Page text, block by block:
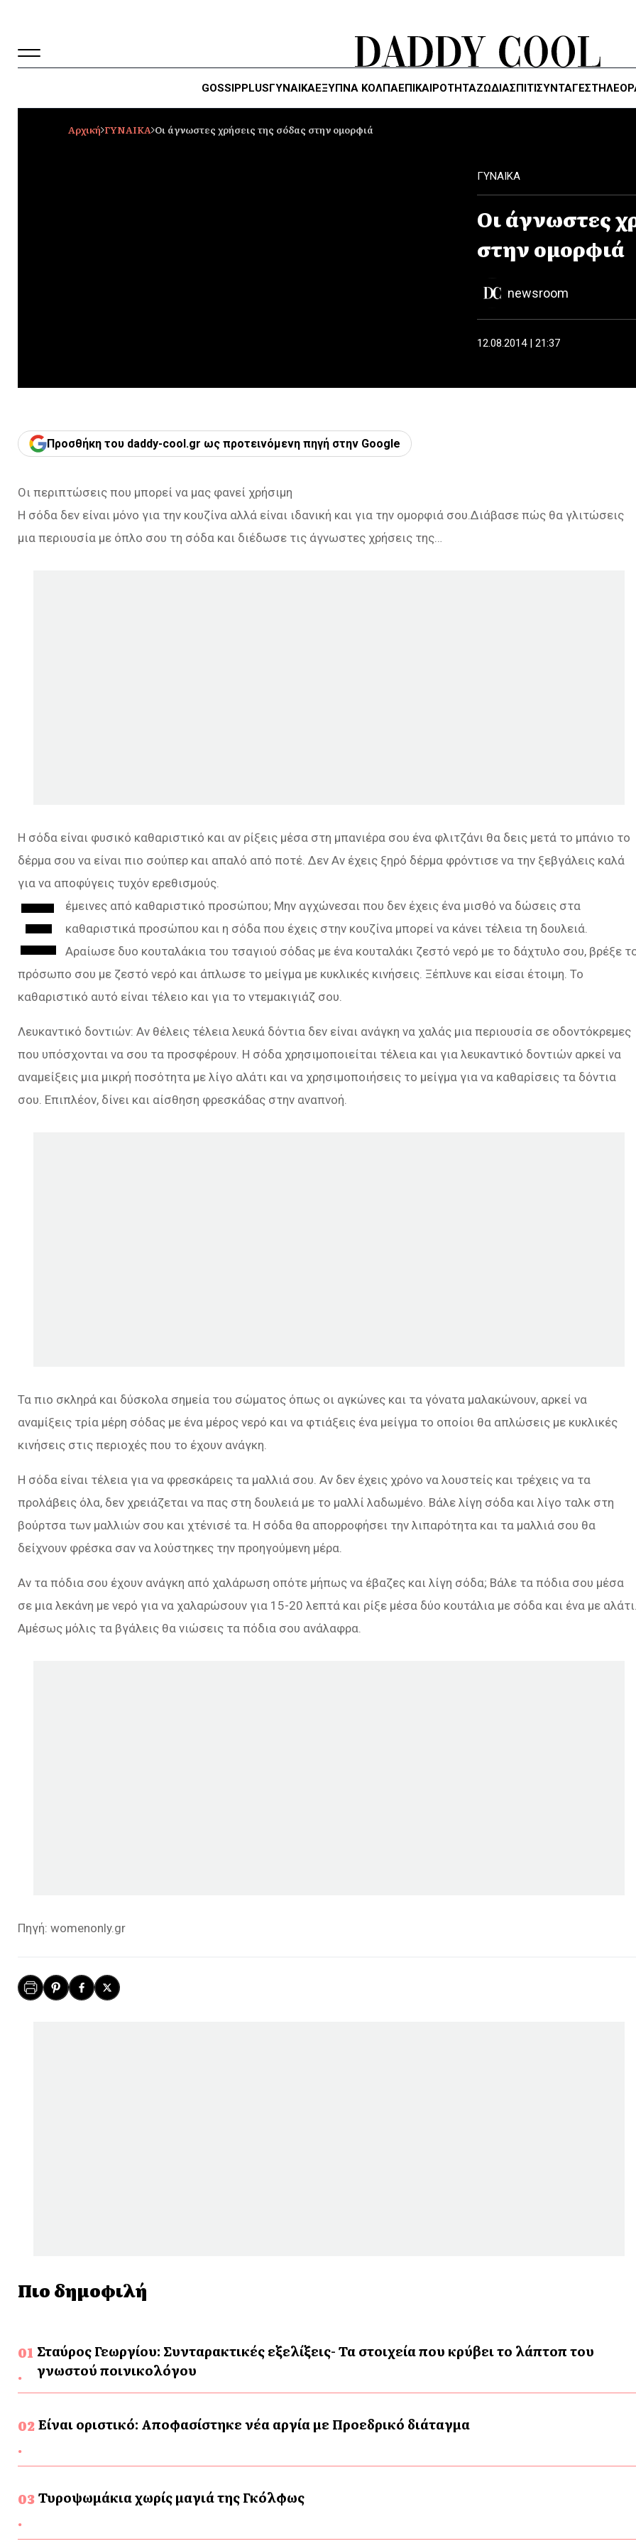
GOSSIPPLUSΓΥΝΑΙΚΑΈΞΥΠΝΑ ΚΌΛΠΑΕΠΙΚΑΙΡΟΤΗΤΑΖΏΔΙΑΣΠΙΤΙΣΥΝΤΑΓΕΣ
Αρχική ΓΥΝΑΙΚΑ Οι άγνωστες χρήσεις της σόδας στην ομορφιά
ΓΥΝΑΙΚΑ
Οι άγνωστες
στην ομορφιά
newsroom
12.08.2014 | 21:37
Προσθήκη του daddy-cool.gr ως προτεινόμενη πηγή στην Google
Οι περιπτώσεις που μπορεί να μας φανεί χρήσιμη
Η σόδα δεν είναι μόνο για την κουζίνα αλλά είναι ιδανική και για την ομορφιά σου.Διάβασε πώς θα γλιτώσεις
μια περιουσία με όπλο σου τη σόδα και διέδωσε τις άγνωστες χρήσεις της…
H σόδα είναι φυσικό καθαριστικό και αν ρίξεις μέσα στη μπανιέρα σου ένα φλιτζάνι θα δεις μετά το μπάνιο το
δέρμα σου να είναι πιο σούπερ και απαλό από ποτέ. Δεν Αν έχεις ξηρό δέρμα φρόντισε να την ξεβγάλεις καλά
για να αποφύγεις τυχόν ερεθισμούς.
Ξ
έμεινες από καθαριστικό προσώπου; Μην αγχώνεσαι που δεν έχεις ένα μισθό να δώσεις στα
καθαριστικά προσώπου και η σόδα που έχεις στην κουζίνα μπορεί να κάνει τέλεια τη δουλειά.
Αραίωσε δυο κουταλάκια του τσαγιού σόδας με ένα κουταλάκι ζεστό νερό με το δάχτυλο σου, βρέξε
πρόσωπο σου με ζεστό νερό και άπλωσε το μείγμα με κυκλικές κινήσεις. Ξέπλυνε και είσαι έτοιμη. Το
καθαριστικό αυτό είναι τέλειο και για το ντεμακιγιάζ σου.
Λευκαντικό δοντιών: Αν θέλεις τέλεια λευκά δόντια δεν είναι ανάγκη να χαλάς μια περιουσία σε οδοντόκρεμες
που υπόσχονται να σου τα προσφέρουν. Η σόδα χρησιμοποιείται τέλεια και για λευκαντικό δοντιών αρκεί να
αναμείξεις μια μικρή ποσότητα με λίγο αλάτι και να χρησιμοποιήσεις το μείγμα για να καθαρίσεις τα δόντια
σου. Επιπλέον, δίνει και αίσθηση φρεσκάδας στην αναπνοή.
Τα πιο σκληρά και δύσκολα σημεία του σώματος όπως οι αγκώνες και τα γόνατα μαλακώνουν, αρκεί να
αναμίξεις τρία μέρη σόδας με ένα μέρος νερό και να φτιάξεις ένα μείγμα το οποίοι θα απλώσεις με κυκλικές
κινήσεις στις περιοχές που το έχουν ανάγκη.
Η σόδα είναι τέλεια για να φρεσκάρεις τα μαλλιά σου. Αν δεν έχεις χρόνο να λουστείς και τρέχεις να τα
προλάβεις όλα, δεν χρειάζεται να πας στη δουλειά με το μαλλί λαδωμένο. Βάλε λίγη σόδα και λίγο ταλκ στη
βούρτσα των μαλλιών σου και χτένισέ τα. Η σόδα θα απορροφήσει την λιπαρότητα και τα μαλλιά σου θα
δείχνουν φρέσκα σαν να λούστηκες την προηγούμενη μέρα.
Αν τα πόδια σου έχουν ανάγκη από χαλάρωση οπότε μήπως να έβαζες και λίγη σόδα; Βάλε τα πόδια σου μέσα
σε μια λεκάνη με νερό για να χαλαρώσουν για 15-20 λεπτά και ρίξε μέσα δύο κουτάλια με σόδα και ένα με
Αμέσως μόλις τα βγάλεις θα νιώσεις τα πόδια σου ανάλαφρα.
Πηγή: womenonly.gr
Πιο δημοφιλή
Σταύρος Γεωργίου: Συνταρακτικές εξελίξεις- Τα στοιχεία που κρύβει το λάπτοπ του
γνωστού ποινικολόγου
Είναι οριστικό: Αποφασίστηκε νέα αργία με Προεδρικό διάταγμα
Τυροψωμάκια χωρίς μαγιά της Γκόλφως